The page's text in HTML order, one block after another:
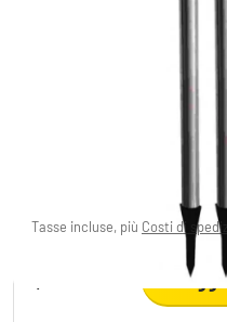
Globo SOLAR Set di
giardino LED
Tasse incluse, più Costi di